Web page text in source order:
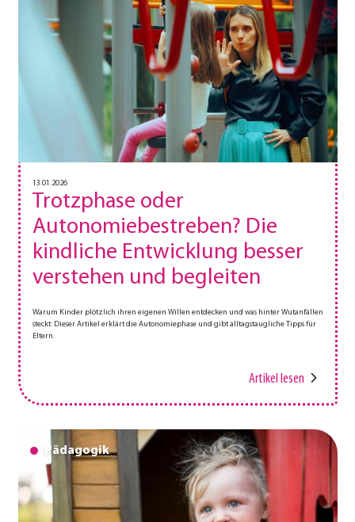
13.01.2026
Trotzphase oder
Autonomiebestreben? Die
kindliche Entwicklung besser
verstehen und begleiten
Warum Kinder plötzlich ihren eigenen Willen entdecken und was hinter Wutanfällen
steckt: Dieser Artikel erklärt die Autonomiephase und gibt alltagstaugliche Tipps für
Eltern.
Artikel lesen
Pädagogik